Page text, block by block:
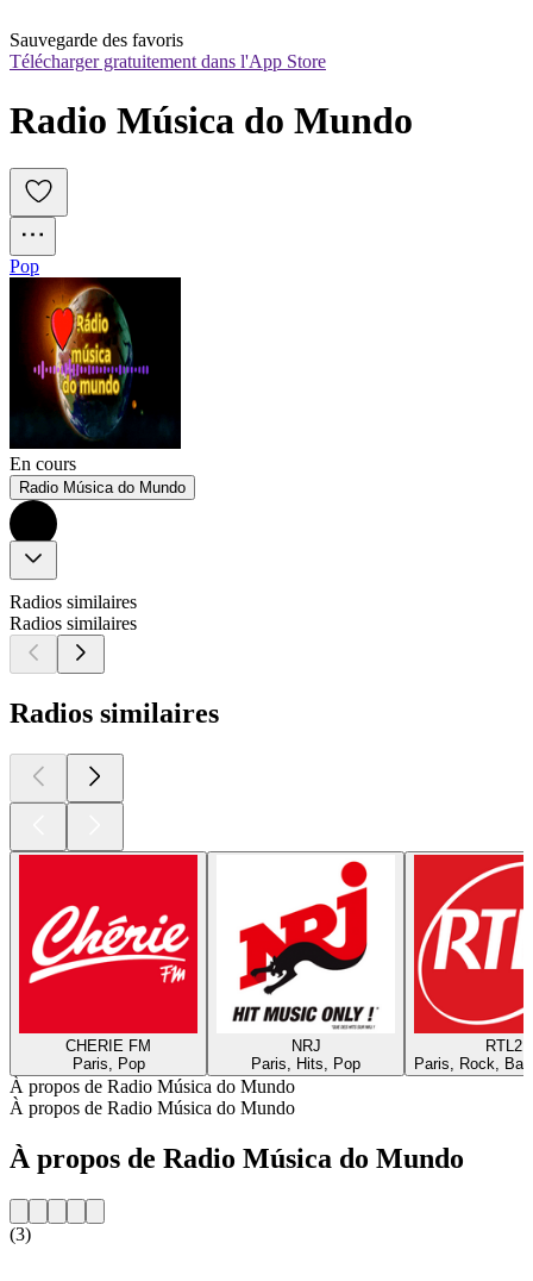
Sauvegarde des favoris
Télécharger gratuitement dans l'App Store
Radio Música do Mundo
Pop
En cours
Radio Música do Mundo
Radios similaires
Radios similaires
Radios similaires
CHERIE FM
Paris, Pop
NRJ
Paris, Hits, Pop
RTL2
Paris, Rock,
À propos de Radio Música do Mundo
À propos de Radio Música do Mundo
À propos de Radio Música do Mundo
(3)